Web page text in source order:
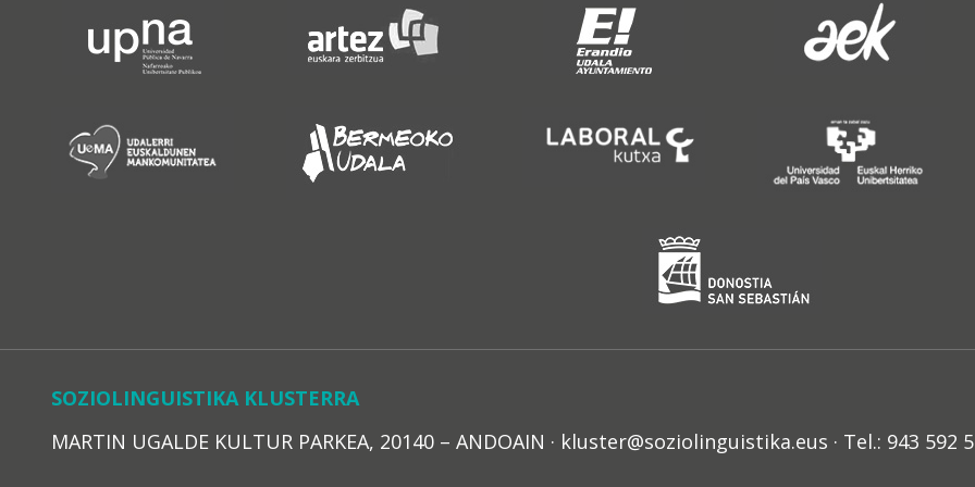
SOZIOLINGUISTIKA KLUSTERRA
MARTIN UGALDE KULTUR PARKEA, 20140 – ANDOAIN · kluster@soziolinguistika.eus · Tel.: 943 592